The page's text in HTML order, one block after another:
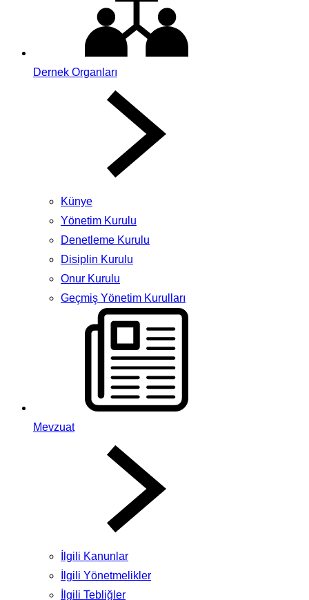
Dernek Organları
Künye
Yönetim Kurulu
Denetleme Kurulu
Disiplin Kurulu
Onur Kurulu
Geçmiş Yönetim Kurulları
Mevzuat
İlgili Kanunlar
İlgili Yönetmelikler
İlgili Tebliğler